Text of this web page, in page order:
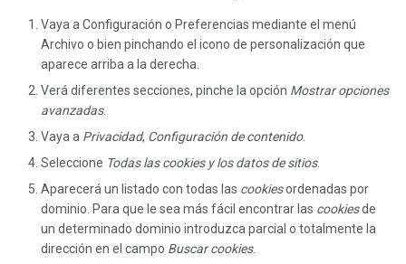
Vaya a Configuración o Preferencias mediante el menú
Archivo o bien pinchando el icono de personalización que
aparece arriba a la derecha.
Verá diferentes secciones, pinche la opción Mostrar opciones
avanzadas.
Vaya a Privacidad, Configuración de contenido.
Seleccione Todas lascookiesy los datos de sitios.
Aparecerá un listado con todas las cookiesordenadas por
dominio. Para que le sea más fácil encontrar las cookiesde
un determinado dominio introduzca parcial o totalmente la
dirección en el campo Buscar cookies.